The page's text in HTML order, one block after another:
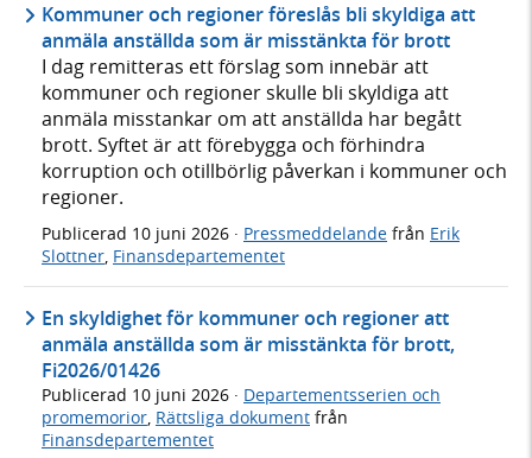
Kommuner och regioner föreslås bli skyldiga att
anmäla anställda som är misstänkta för brott
I dag remitteras ett förslag som innebär att
kommuner och regioner skulle bli skyldiga att
anmäla misstankar om att anställda har begått
brott. Syftet är att förebygga och förhindra
korruption och otillbörlig påverkan i kommuner och
regioner.
Publicerad 10 juni 2026 · Pressmeddelande från Erik
Slottner, Finansdepartementet
En skyldighet för kommuner och regioner att
anmäla anställda som är misstänkta för brott,
Fi2026/01426
Publicerad 10 juni 2026 · Departementsserien och
promemorior, Rättsliga dokument från
Finansdepartementet